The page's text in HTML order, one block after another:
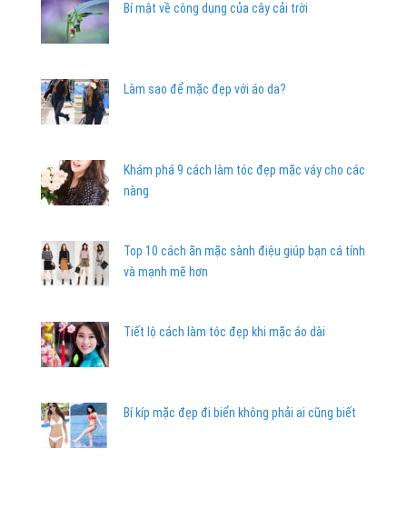
Bí mật về công dụng của cây cải trời
Làm sao để mặc đẹp với áo da?
Khám phá 9 cách làm tóc đẹp mặc váy cho các
nàng
Top 10 cách ăn mặc sành điệu giúp bạn cá tính
và mạnh mẽ hơn
Tiết lộ cách làm tóc đẹp khi mặc áo dài
Bí kíp mặc đẹp đi biển không phải ai cũng biết